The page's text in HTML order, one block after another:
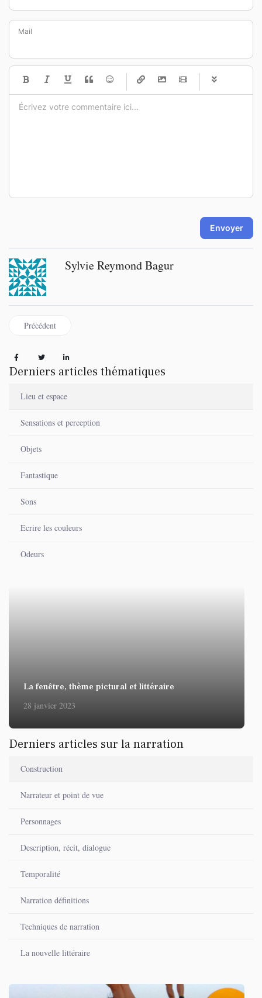
Mail
-
-
-
-
Envoyer
Sylvie Reymond Bagur
Article précédent : Je marche dans une forêt de nuages
Précédent
Derniers articles thématiques
Lieu et espace
Sensations et perception
Objets
Fantastique
Sons
Ecrire les couleurs
Odeurs
La fenêtre, thème pictural et littéraire
28 janvier 2023
Derniers articles sur la narration
Construction
Narrateur et point de vue
Personnages
Description, récit, dialogue
Temporalité
Narration définitions
Techniques de narration
La nouvelle littéraire